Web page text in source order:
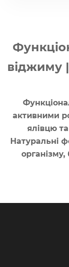
віджиму
активними
ялівцю
Натуральні